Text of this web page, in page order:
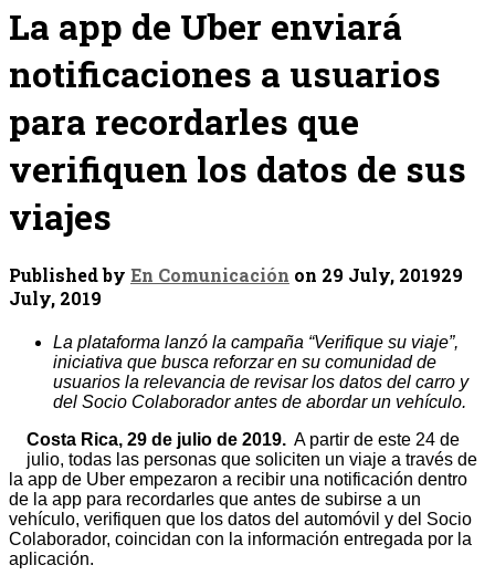
La app de Uber enviará
notificaciones a usuarios
para recordarles que
verifiquen los datos de sus
viajes
Published by En Comunicación on 29 July, 201929
July, 2019
La plataforma lanzó la campaña “Verifique su viaje”,
iniciativa que busca reforzar en su comunidad de
usuarios la relevancia de revisar los datos del carro y
del Socio Colaborador antes de abordar un vehículo.
Costa Rica, 29 de julio de 2019. A partir de este 24 de
julio, todas las personas que soliciten un viaje a través de
la app de Uber empezaron a recibir una notificación dentro
de la app para recordarles que antes de subirse a un
vehículo, verifiquen que los datos del automóvil y del Socio
Colaborador, coincidan con la información entregada por la
aplicación.